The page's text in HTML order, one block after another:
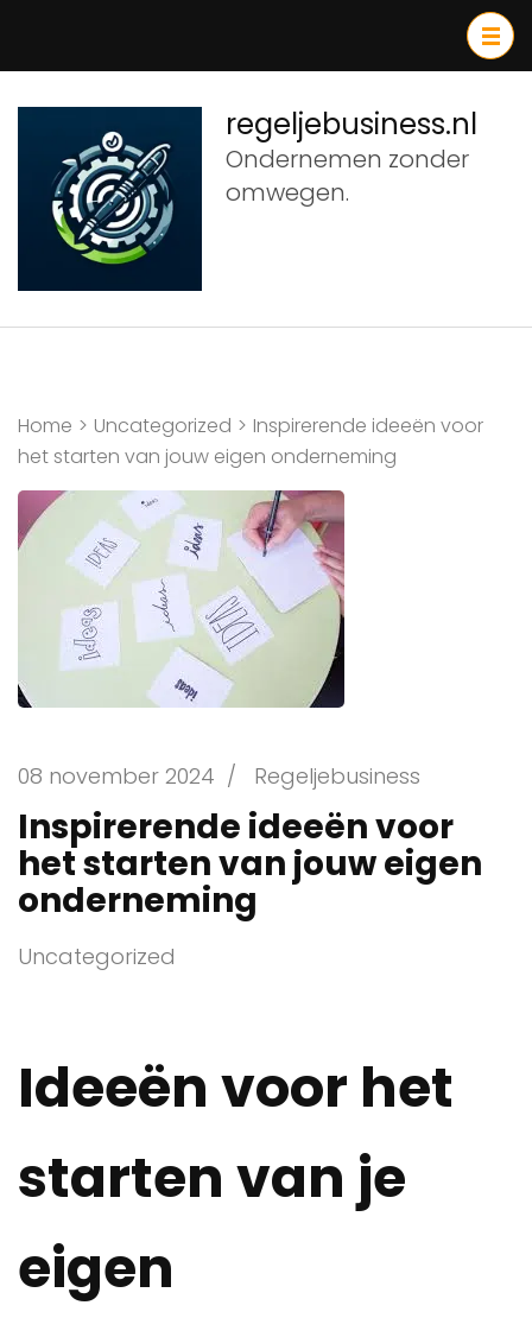
inhoud
(druk
Enter)
regeljebusiness.nl
Ondernemen zonder
omwegen.
Home > Uncategorized > Inspirerende ideeën voor
het starten van jouw eigen onderneming
08 november 2024 / Regeljebusiness
Inspirerende ideeën voor
het starten van jouw eigen
onderneming
Uncategorized
Ideeën voor het
starten van je
eigen